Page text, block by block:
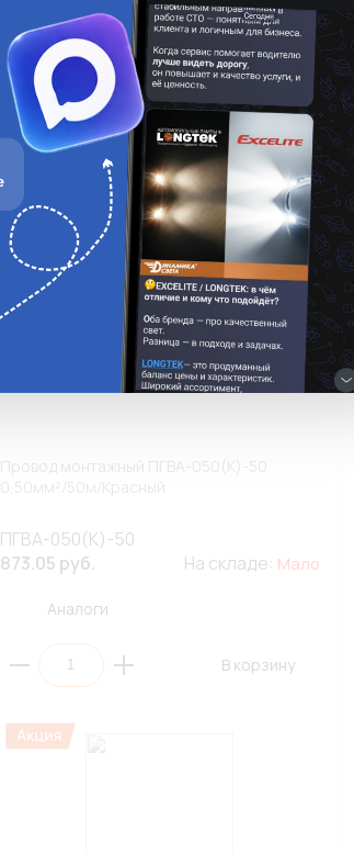
ПГВА-050(К)-10
205.02 руб.
На складе:Мало
Аналоги
В корзину
Провод монтажный ПГВА-050(К)-50
0,50мм²/50м/Красный
ПГВА-050(К)-50
873.05 руб.
На складе: Мало
Аналоги
В корзину